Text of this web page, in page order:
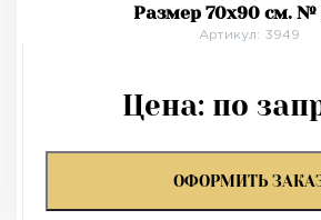
Размер 70х90 см. №
Артикул: 3949
Цена: по
ОФОРМИТЬ